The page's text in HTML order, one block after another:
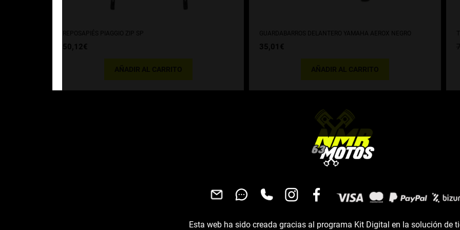
REPOSAPIÉS PIAGGIO ZIP SP
50,12€
GUARDABARROS DELANTERO YAMAHA AEROX NEGRO
35,01 €
Esta web ha sido creada gracias al programa Kit Digital en la solución de